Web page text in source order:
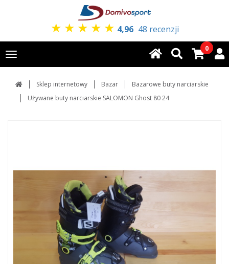
★ ★ ★ ★ ★ 4,96 48 recenzji
Toggle
navigation
0
Sklep internetowy Bazar
Bazarowe buty narciarskie
Używane buty narciarskie SALOMON Ghost 80 24